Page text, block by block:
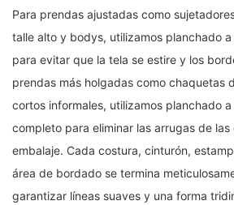
Para prendas ajustadas como
talle alto y bodys, utilizamos planchado
para evitar que la tela se estire y los
prendas más holgadas como chaquetas
cortos informales, utilizamos planchado
completo para eliminar las arrugas de
embalaje. Cada costura, cinturón,
área de bordado se termina
garantizar líneas suaves y una forma